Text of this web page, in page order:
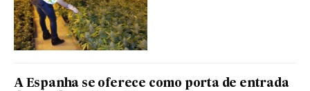
A Espanha se oferece como porta de entrada